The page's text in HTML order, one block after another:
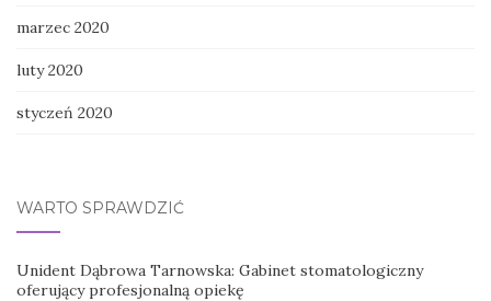
marzec 2020
luty 2020
styczeń 2020
WARTO SPRAWDZIĆ
Unident Dąbrowa Tarnowska: Gabinet stomatologiczny
oferujący profesjonalną opiekę